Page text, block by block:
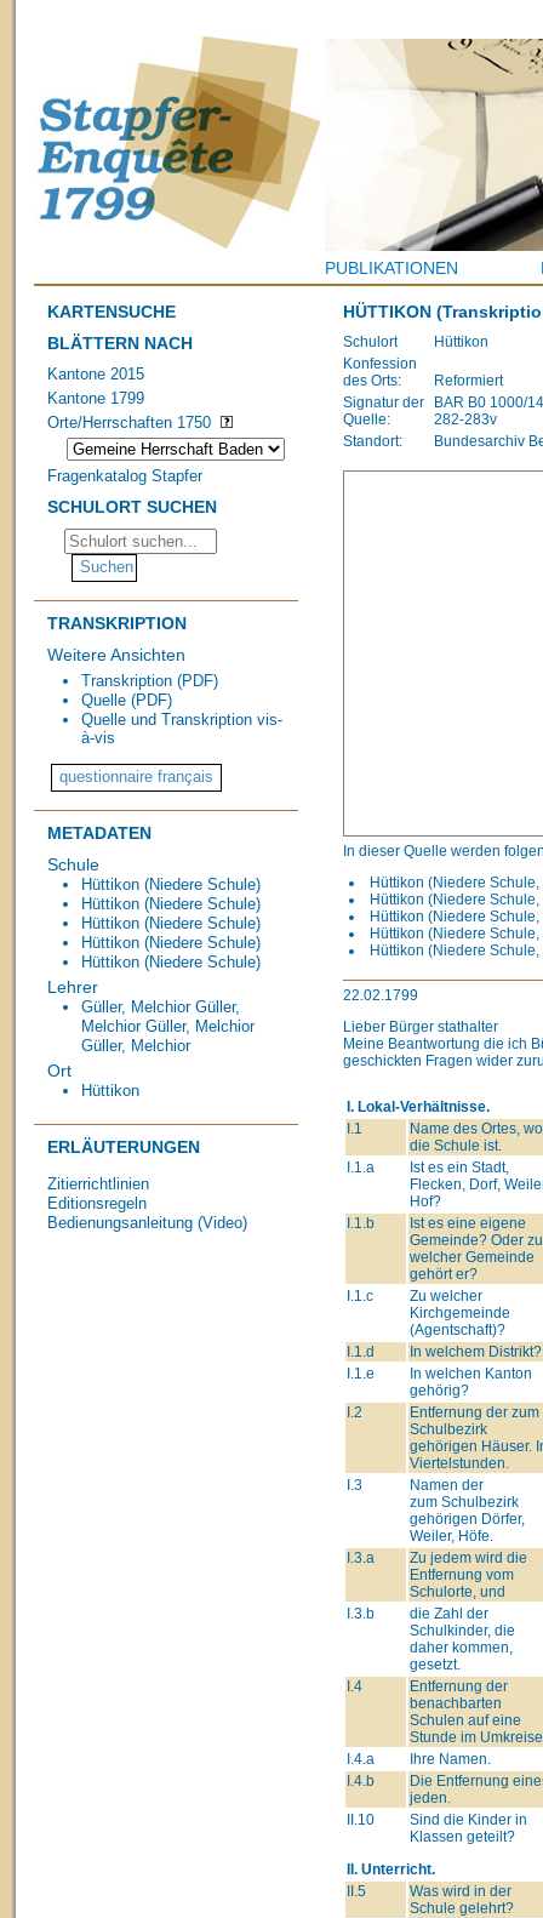
PUBLIKATIONEN
KARTENSUCHE
BLÄTTERN NACH
Kantone 2015
Kantone 1799
Orte/Herrschaften 1750
Fragenkatalog Stapfer
SCHULORT SUCHEN
TRANSKRIPTION
Weitere Ansichten
Transkription (PDF)
Quelle (PDF)
Quelle und Transkription vis-
à-vis
METADATEN
Schule
Hüttikon (Niedere Schule)
Hüttikon (Niedere Schule)
Hüttikon (Niedere Schule)
Hüttikon (Niedere Schule)
Hüttikon (Niedere Schule)
Lehrer
Güller, Melchior Güller,
Melchior Güller, Melchior
Güller, Melchior
Ort
Hüttikon
ERLÄUTERUNGEN
Zitierrichtlinien
Editionsregeln
Bedienungsanleitung (Video)
HÜTTIKON
Schulort
Hüttikon
Konfession
des Orts:
Reformiert
Signatur der
Quelle:
BAR B0 1000/
282-283v
Standort:
Bundesarchiv
In dieser Quelle werden
Hüttikon (Niedere Schule,
Hüttikon (Niedere
Hüttikon (Niedere
Hüttikon (Niedere
Hüttikon (Niedere
22.02.1799
Lieber Bürger stathalter
Meine Beantwortung die ich
geschickten Fragen wider
I. Lokal-Verhältnisse.
I.1
Name des Ortes, wo
die Schule ist.
I.1.a
Ist es ein Stadt,
Flecken, Dorf,
Hof?
I.1.b
Ist es eine eigene
Gemeinde? Oder zu
welcher Gemeinde
gehört er?
I.1.c
Zu welcher
Kirchgemeinde
(Agentschaft)?
I.1.d
In welchem Distrikt?
I.1.e
In welchen Kanton
gehörig?
I.2
Entfernung der zum
Schulbezirk
gehörigen Häuser.
Viertelstunden.
I.3
Namen der
zum Schulbezirk
gehörigen Dörfer,
Weiler, Höfe.
I.3.a
Zu jedem wird die
Entfernung vom
Schulorte, und
I.3.b
die Zahl der
Schulkinder, die
daher kommen,
gesetzt.
I.4
Entfernung der
benachbarten
Schulen auf eine
Stunde im
I.4.a
Ihre Namen.
I.4.b
Die Entfernung
jeden.
II.10
Sind die Kinder in
Klassen geteilt?
II. Unterricht.
II.5
Was wird in der
Schule gelehrt?